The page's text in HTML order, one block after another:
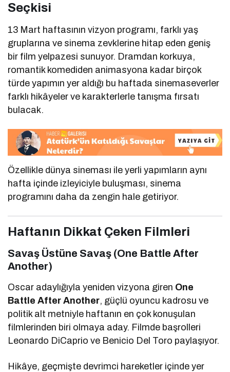
Seçkisi
13 Mart haftasının vizyon programı, farklı yaş
gruplarına ve sinema zevklerine hitap eden geniş
bir film yelpazesi sunuyor. Dramdan korkuya,
romantik komediden animasyona kadar birçok
türde yapımın yer aldığı bu haftada sinemaseverler
farklı hikâyeler ve karakterlerle tanışma fırsatı
bulacak.
Özellikle dünya sineması ile yerli yapımların aynı
hafta içinde izleyiciyle buluşması, sinema
programını daha da zengin hale getiriyor.
Haftanın Dikkat Çeken Filmleri
Savaş Üstüne Savaş (One Battle After
Another)
Oscar adaylığıyla yeniden vizyona giren One
Battle After Another, güçlü oyuncu kadrosu ve
politik alt metniyle haftanın en çok konuşulan
filmlerinden biri olmaya aday. Filmde başrolleri
Leonardo DiCaprio ve Benicio Del Toro paylaşıyor.
Hikâye, geçmişte devrimci hareketler içinde yer